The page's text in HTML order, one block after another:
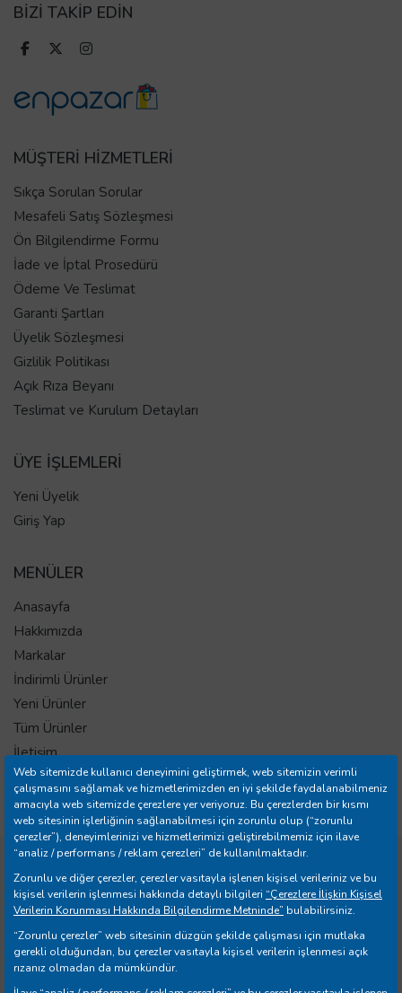
BİZİ TAKİP EDİN
MÜŞTERİ HİZMETLERİ
Sıkça Sorulan Sorular
Mesafeli Satış Sözleşmesi
Ön Bilgilendirme Formu
İade ve İptal Prosedürü
Ödeme Ve Teslimat
Garanti Şartları
Üyelik Sözleşmesi
Gizlilik Politikası
Açık Rıza Beyanı
Teslimat ve Kurulum Detayları
ÜYE İŞLEMLERİ
Yeni Üyelik
Giriş Yap
MENÜLER
Anasayfa
Hakkımızda
Markalar
İndirimli Ürünler
Yeni Ürünler
Tüm Ürünler
İletişim
Mağazalar
Banka Hesap Bilgileri
Copyright © 2026 Yılmazer Ev Gereçleri İth. İhr. San. ve Tic.
A.Ş. Tüm Hakları Saklıdır.
Web sitemizde kullanıcı deneyimini geliştirmek, web sitemizin verimli
çalışmasını sağlamak ve hizmetlerimizden en iyi şekilde faydalanabilmeniz
amacıyla web sitemizde çerezlere yer veriyoruz. Bu çerezlerden bir kısmı
web sitesinin işlerliğinin sağlanabilmesi için zorunlu olup (“zorunlu
çerezler”), deneyimlerinizi ve hizmetlerimizi geliştirebilmemiz için ilave
“analiz / performans / reklam çerezleri” de kullanılmaktadır.
Zorunlu ve diğer çerezler, çerezler vasıtayla işlenen kişisel verileriniz ve bu
kişisel verilerin işlenmesi hakkında detaylı bilgileri “Çerezlere İlişkin Kişisel
Verilerin Korunması Hakkında Bilgilendirme Metninde” bulabilirsiniz.
“Zorunlu çerezler” web sitesinin düzgün şekilde çalışması için mutlaka
gerekli olduğundan, bu çerezler vasıtayla kişisel verilerin işlenmesi açık
rızanız olmadan da mümkündür.